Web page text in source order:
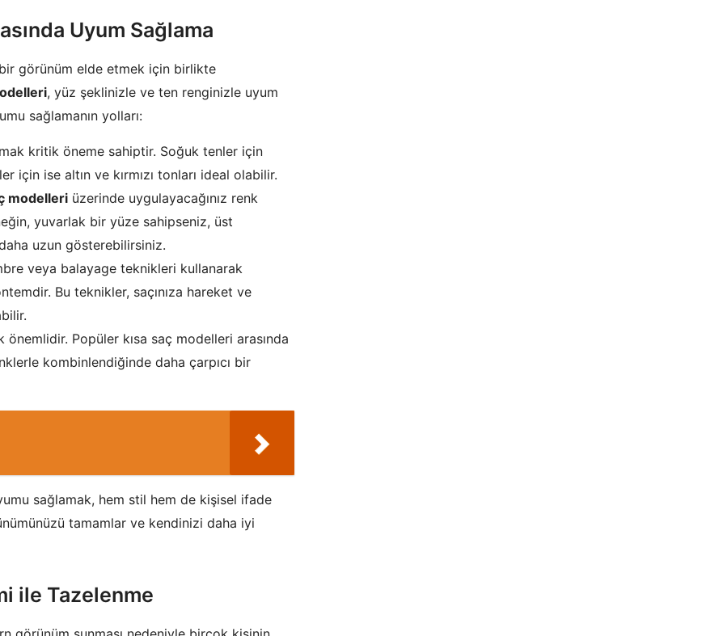
Uyum Sağlama
görünüm elde etmek için birlikte
, yüz şeklinizle ve ten renginizle uyum
sağlamanın yolları:
kritik öneme sahiptir. Soğuk tenler için
için ise altın ve kırmızı tonları ideal olabilir.
modelleri üzerinde uygulayacağınız renk
yuvarlak bir yüze sahipseniz, üst
uzun gösterebilirsiniz.
veya balayage teknikleri kullanarak
Bu teknikler, saçınıza hareket ve
Popüler kısa saç modelleri arasında
kombinlendiğinde daha çarpıcı bir
sağlamak, hem stil hem de kişisel ifade
tamamlar ve kendinizi daha iyi
ile Tazelenme